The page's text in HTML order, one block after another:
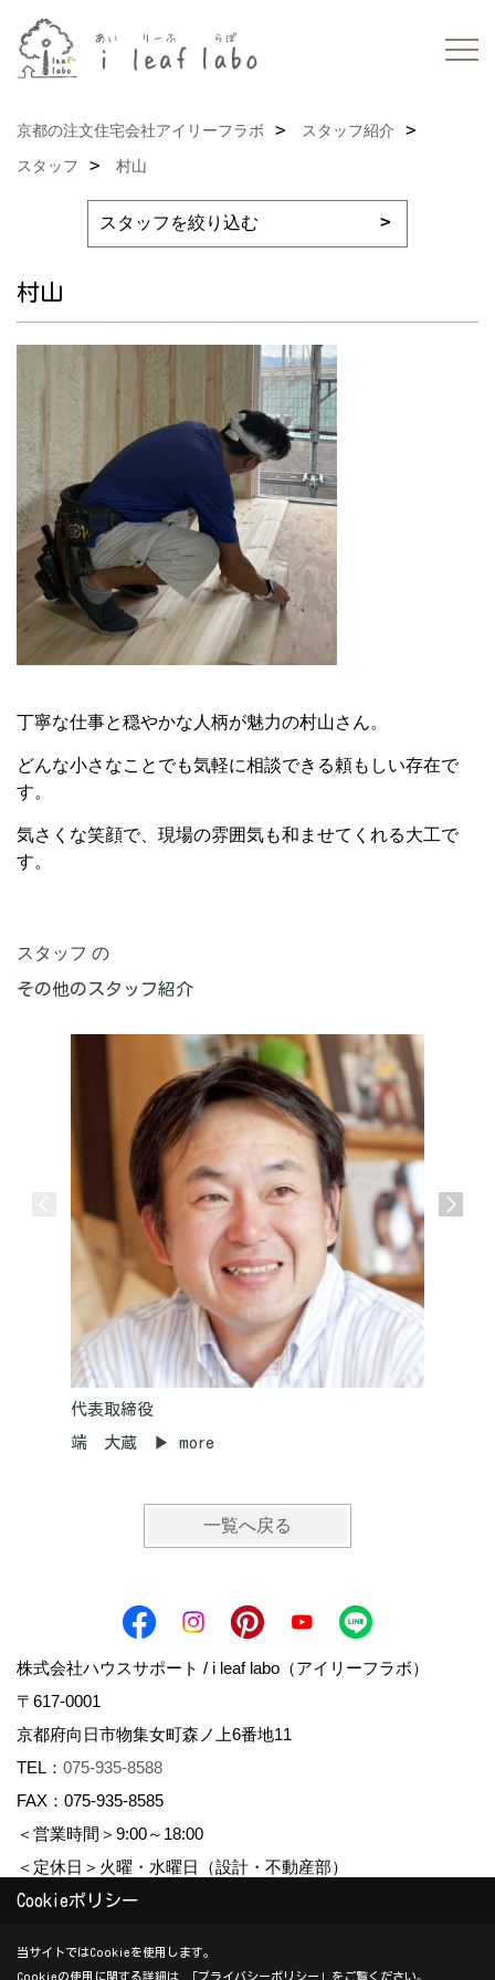
京都の注文住宅会社アイリーフラボ
スタッフ紹介
スタッフ
村山
村山
丁寧な仕事と穏やかな人柄が魅力の村山さん。
どんな小さなことでも気軽に相談できる頼もしい存在で
す。
気さくな笑顔で、現場の雰囲気も和ませてくれる大工で
す。
スタッフ の
その他のスタッフ紹介
代表取締役
端 大蔵 ▶ more
一覧へ戻る
株式会社ハウスサポート / i leaf labo（アイリーフラボ）
〒617-0001
京都府向日市物集女町森ノ上6番地11
TEL： 075-935-8588
FAX：075-935-8585
＜営業時間＞9:00～18:00
＜定休日＞火曜・水曜日（設計・不動産部）
Copyright (c) housesupport. All Rights Reserved.
Cookieポリシー
当サイトではCookieを使用します。
Cookieの使用に関する詳細は 「プライバシーポリシー 」をご覧ください。